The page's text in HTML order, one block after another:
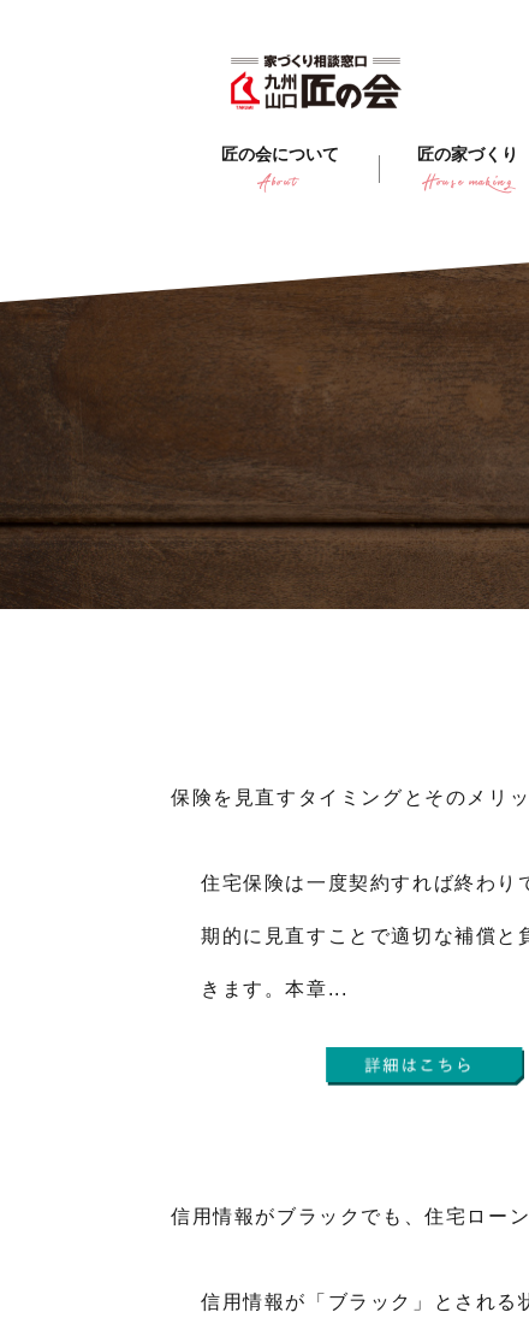
匠の会について
About
匠の家づくり
House making
保険を見直すタイミングとそのメリッ
住宅保険は一度契約すれば終わり
期的に見直すことで適切な補償と
きます。本章...
信用情報がブラックでも、住宅ロー
信用情報が「ブラック」とされる